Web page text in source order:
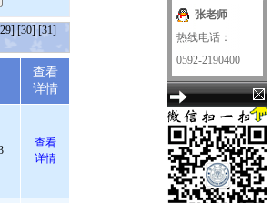
[30] [31]
查看
详情
查看
详情
张老师
热线电话：
0592-2190400